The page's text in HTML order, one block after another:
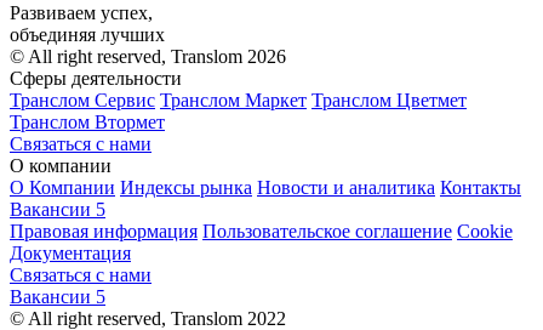
Развиваем успех,
объединяя лучших
© All right reserved, Translom 2026
Сферы деятельности
Транслом Сервис Транслом Маркет Транслом Цветмет
Транслом Втормет
Связаться с нами
О компании
О Компании Индексы рынка Новости и аналитика Контакты
Вакансии 5
Правовая информация Пользовательское соглашение Cookie
Документация
Связаться с нами
Вакансии 5
© All right reserved, Translom 2022